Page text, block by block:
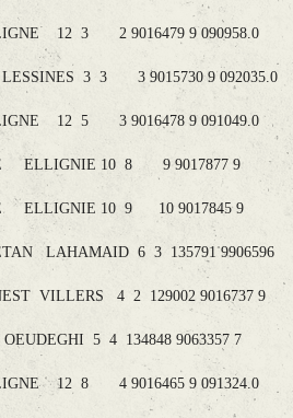
12 3 2 9016479 9 090958.0
3 3 3 9015730 9 092035.0
12 5 3 9016478 9 091049.0
ELLIGNIE 10 8 9 9017877 9
ELLIGNIE 10 9 10 9017845 9
LAHAMAID 6 3 135791 9906596
VILLERS 4 2 129002 9016737 9
5 4 134848 9063357 7
12 8 4 9016465 9 091324.0